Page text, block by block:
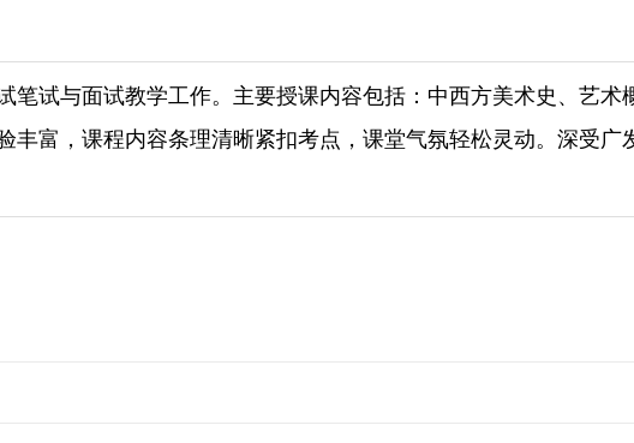
笔试与面试教学工作。主要授课内容包括：中西方美术史、艺
丰富，课程内容条理清晰紧扣考点，课堂气氛轻松灵动。深受